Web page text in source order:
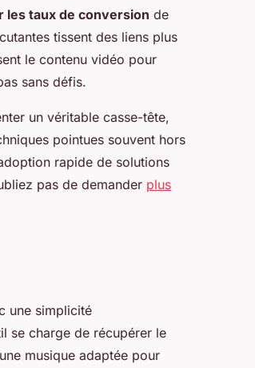
taux de conversion de
tissent des liens plus
le contenu vidéo pour
sans défis.
un véritable casse-tête,
pointues souvent hors
rapide de solutions
pas de demander plus
une simplicité
se charge de récupérer le
musique adaptée pour